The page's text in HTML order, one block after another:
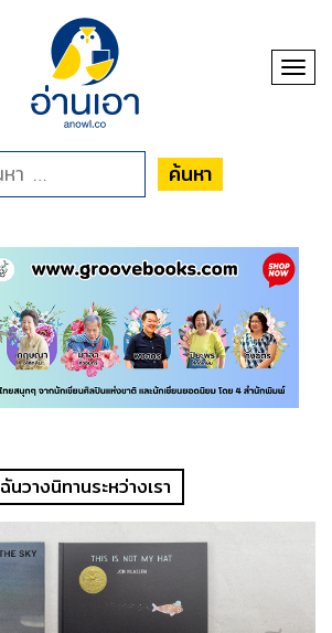
ค้นหา
ฉันวางนิทานระหว่างเรา